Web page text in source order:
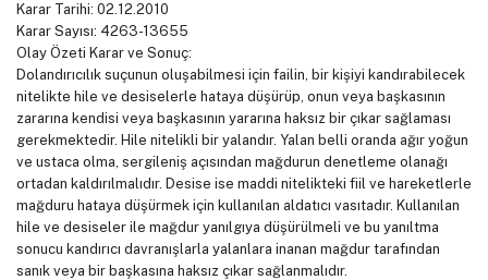
Karar Tarihi: 02.12.2010
Karar Sayısı: 4263-13655
Olay Özeti Karar ve Sonuç:
Dolandırıcılık suçunun oluşabilmesi için failin, bir kişiyi kandırabilecek
nitelikte hile ve desiselerle hataya düşürüp, onun veya başkasının
zararına kendisi veya başkasının yararına haksız bir çıkar sağlaması
gerekmektedir. Hile nitelikli bir yalandır. Yalan belli oranda ağır yoğun
ve ustaca olma, sergileniş açısından mağdurun denetleme olanağı
ortadan kaldırılmalıdır. Desise ise maddi nitelikteki fiil ve hareketlerle
mağduru hataya düşürmek için kullanılan aldatıcı vasıtadır. Kullanılan
hile ve desiseler ile mağdur yanılgıya düşürülmeli ve bu yanıltma
sonucu kandırıcı davranışlarla yalanlara inanan mağdur tarafından
sanık veya bir başkasına haksız çıkar sağlanmalıdır.